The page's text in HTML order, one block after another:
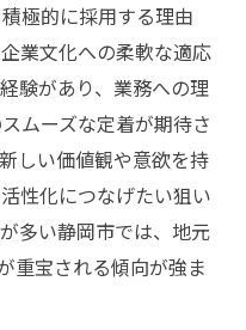
企業研究の進め方
視すべき企業選び基
気企業に受かるため
で見る選考対策
応募書類アピール術
新卒必見の転職術
極的に採用する理由
業文化への柔軟な適応
験があり、業務への理
ムーズな定着が期待さ
しい価値観や意欲を持
性化につなげたい狙い
多い静岡市では、地元
重宝される傾向が強ま